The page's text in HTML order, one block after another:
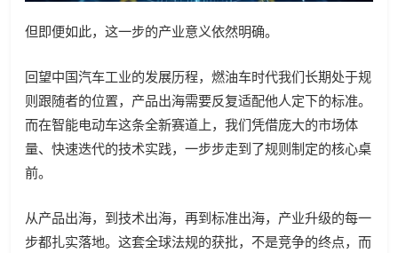
但即便如此，这一步的产业意义依然明确。
回望中国汽车工业的发展历程，燃油车时代我们长期处于规
则跟随者的位置，产品出海需要反复适配他人定下的标准。
而在智能电动车这条全新赛道上，我们凭借庞大的市场体
量、快速迭代的技术实践，一步步走到了规则制定的核心桌
前。
从产品出海，到技术出海，再到标准出海，产业升级的每一
步都扎实落地。这套全球法规的获批，不是竞争的终点，而